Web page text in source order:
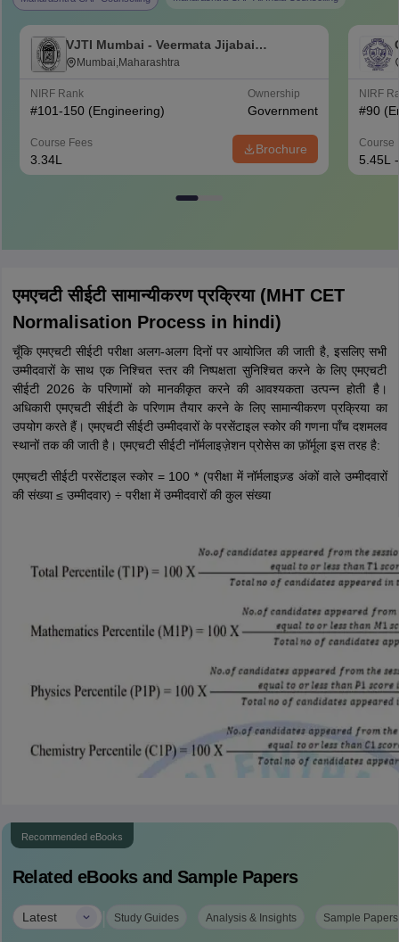
VJTI Mumbai - Veermata Jijabai
Technological Institute, Mumbai
Mumbai,Maharashtra
NIRF Rank
#101-150 (Engineering)
Ownership
Government
Course Fees
3.34L
Brochure
NIRF
#90
Course
5.45L
एमएचटी सीईटी सामान्यीकरण प्रक्रिया (MHT CET
Normalisation Process in hindi)
चूँकि एमएचटी सीईटी परीक्षा अलग-अलग दिनों पर आयोजित की जाती है, इसलिए सभी
उम्मीदवारों के साथ एक निश्चित स्तर की निष्पक्षता सुनिश्चित करने के लिए एमएचटी
सीईटी 2026 के परिणामों को मानकीकृत करने की आवश्यकता उत्पन्न होती है।
अधिकारी एमएचटी सीईटी के परिणाम तैयार करने के लिए सामान्यीकरण प्रक्रिया का
उपयोग करते हैं। एमएचटी सीईटी उम्मीदवारों के परसेंटाइल स्कोर की गणना पाँच दशमलव
स्थानों तक की जाती है। एमएचटी सीईटी नॉर्मलाइज़ेशन प्रोसेस का फ़ॉर्मूला इस तरह है:
एमएचटी सीईटी परसेंटाइल स्कोर = 100 * (परीक्षा में नॉर्मलाइज़्ड अंकों वाले उम्मीदवारों
की संख्या ≤ उम्मीदवार) ÷ परीक्षा में उम्मीदवारों की कुल संख्या
Recommended eBooks
Related eBooks and Sample Papers
Latest | Study Guides Analysis & Insights Sample Papers